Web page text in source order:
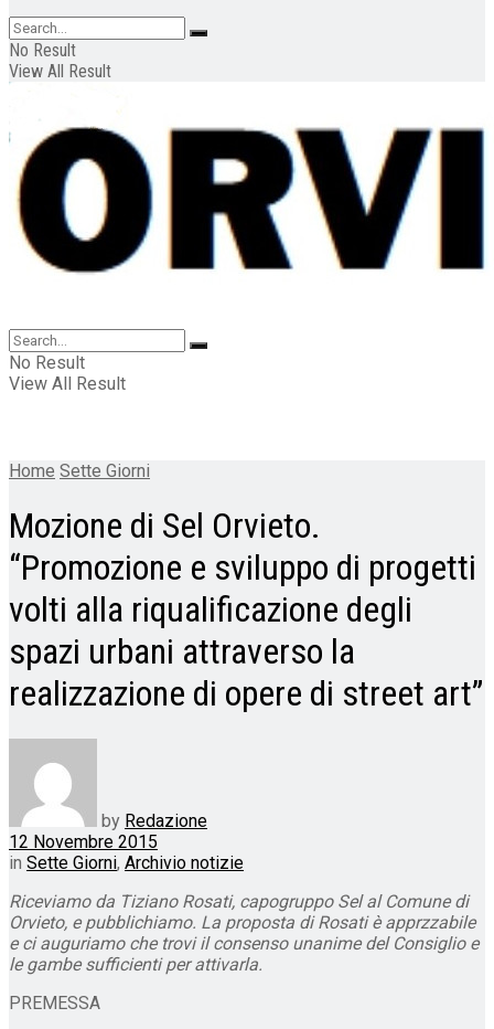
No Result
View All Result
No Result
View All Result
Home Sette Giorni
Mozione di Sel Orvieto.
“Promozione e sviluppo di progetti
volti alla riqualificazione degli
spazi urbani attraverso la
realizzazione di opere di street art”
by Redazione
12 Novembre 2015
in Sette Giorni, Archivio notizie
Riceviamo da Tiziano Rosati, capogruppo Sel al Comune di
Orvieto, e pubblichiamo. La proposta di Rosati è apprzzabile
e ci auguriamo che trovi il consenso unanime del Consiglio e
le gambe sufficienti per attivarla.
PREMESSA